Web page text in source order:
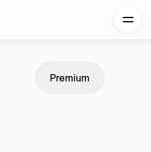
Premium